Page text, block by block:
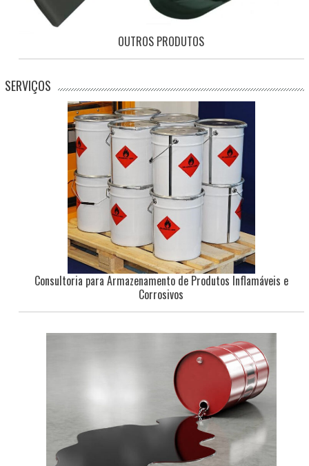
OUTROS PRODUTOS
SERVIÇOS
Consultoria para Armazenamento de Produtos Inflamáveis e
Corrosivos